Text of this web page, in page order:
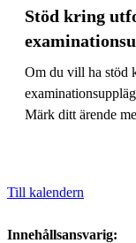
Stöd kring
Om du vill ha stöd
Märk ditt ärende
Till kalendern
Innehållsansvarig: